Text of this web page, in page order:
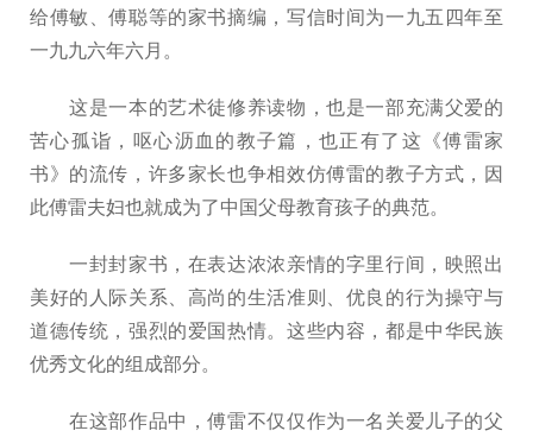
给傅敏、傅聪等的家书摘编，写信时间为一九五四年至
一九九六年六月。
这是一本的艺术徒修养读物，也是一部充满父爱的
苦心孤诣，呕心沥血的教子篇，也正有了这《傅雷家
书》的流传，许多家长也争相效仿傅雷的教子方式，因
此傅雷夫妇也就成为了中国父母教育孩子的典范。
一封封家书，在表达浓浓亲情的字里行间，映照出
美好的人际关系、高尚的生活准则、优良的行为操守与
道德传统，强烈的爱国热情。这些内容，都是中华民族
优秀文化的组成部分。
在这部作品中，傅雷不仅仅作为一名关爱儿子的父